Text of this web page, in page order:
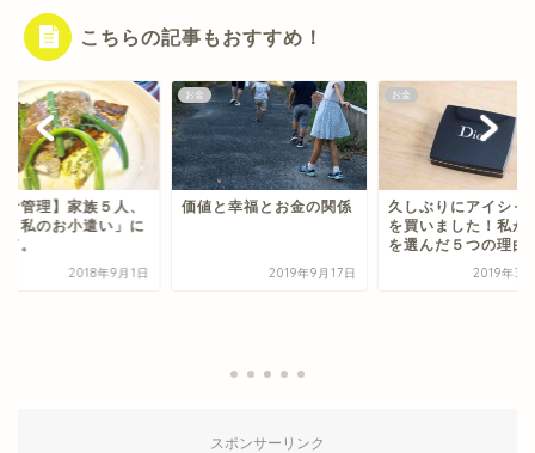
こちらの記事もおすすめ！
と幸福とお金の関係
2019年9月17日
お金
久しぶりにアイシャドウ
2019年3月24日
お金
スポンサーリンク